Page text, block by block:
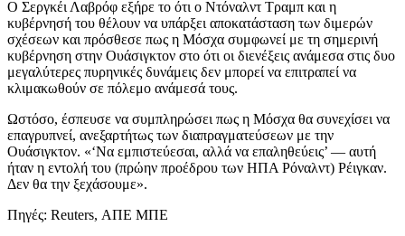
Ο Σεργκέι Λαβρόφ εξήρε το ότι ο Ντόναλντ Τραμπ και η
κυβέρνησή του θέλουν να υπάρξει αποκατάσταση των διμερών
σχέσεων και πρόσθεσε πως η Μόσχα συμφωνεί με τη σημερινή
κυβέρνηση στην Ουάσιγκτον στο ότι οι διενέξεις ανάμεσα στις δυο
μεγαλύτερες πυρηνικές δυνάμεις δεν μπορεί να επιτραπεί να
κλιμακωθούν σε πόλεμο ανάμεσά τους.
Ωστόσο, έσπευσε να συμπληρώσει πως η Μόσχα θα συνεχίσει να
επαγρυπνεί, ανεξαρτήτως των διαπραγματεύσεων με την
Ουάσιγκτον. «‘Να εμπιστεύεσαι, αλλά να επαληθεύεις’ — αυτή
ήταν η εντολή του (πρώην προέδρου των ΗΠΑ Ρόναλντ) Ρέιγκαν.
Δεν θα την ξεχάσουμε».
Πηγές: Reuters, ΑΠΕ ΜΠΕ